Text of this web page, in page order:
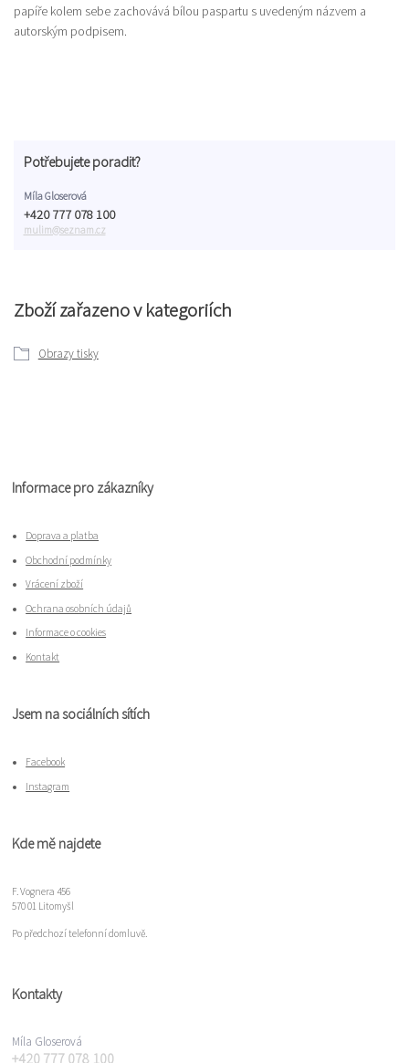
papíře kolem sebe zachovává bílou paspartu s uvedeným názvem a
autorským podpisem.
Zboží zařazeno v kategoriích
Obrazy tisky
Potřebujete poradit?
Míla Gloserová
+420 777 078 100
mulim@seznam.cz
Informace pro zákazníky
Doprava a platba
Obchodní podmínky
Vrácení zboží
Ochrana osobních údajů
Informace o cookies
Kontakt
Jsem na sociálních sítích
Facebook
Instagram
Kde mě najdete
F. Vognera 456
570 01 Litomyšl
Po předchozí telefonní domluvě.
Kontakty
Míla Gloserová
+420 777 078 100